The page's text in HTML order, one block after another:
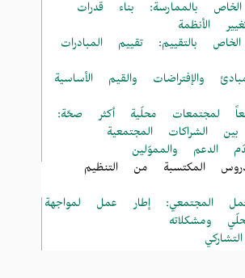
بالممارسة: بناء قدرات
الأنظمة
بالتقييم: تقييم المبادرات
والإفتراضات والقيم الأساسية
لمجتمعات محلّية أكثر صحّة:
الشراكات المجتمعية
الدعم والمموّلين
المكتسبة من التنظيم
المجتمعي: إطار عمل لمواجهة
ومشكلاته